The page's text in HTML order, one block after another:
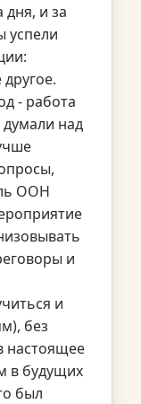
дня, и за
успели
- работа
над
ООН
и
и
без
настоящее
в будущих
был